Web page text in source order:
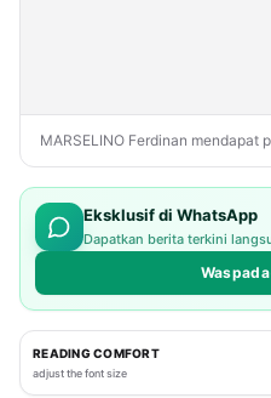
MARSELINO Ferdinan mendapat
Eksklusif di WhatsApp
Dapatkan berita terkini
READING COMFORT
adjust the font size